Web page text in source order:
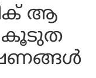
ആ
കൂടുത